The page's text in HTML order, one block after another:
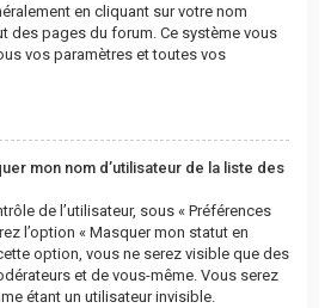
en cliquant sur votre nom
des pages du forum. Ce système vous
vos paramètres et toutes vos
mon nom d’utilisateur de la liste des
de l’utilisateur, sous « Préférences
l’option « Masquer mon statut en
option, vous ne serez visible que des
et de vous-même. Vous serez
étant un utilisateur invisible.